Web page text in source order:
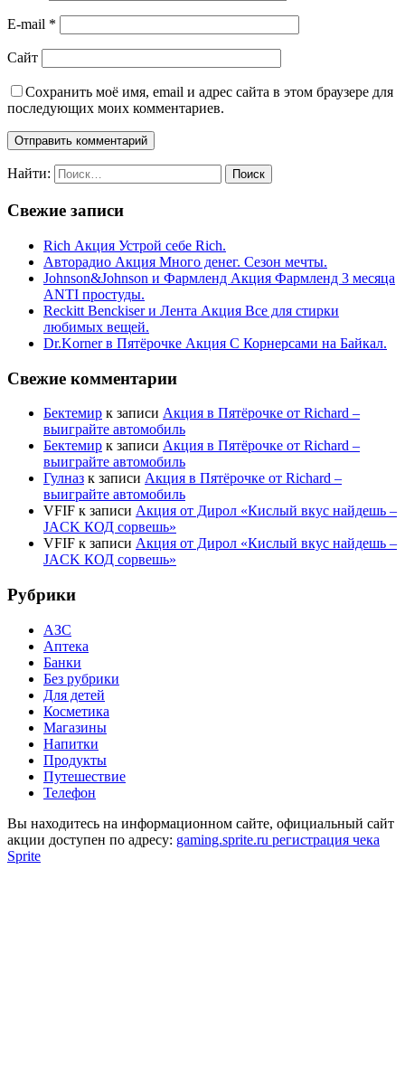
E-mail *
Сайт
Сохранить моё имя, email и адрес сайта в этом браузере для
последующих моих комментариев.
Найти:
Свежие записи
Rich Акция Устрой себе Rich.
Авторадио Акция Много денег. Сезон мечты.
Johnson&Johnson и Фармленд Акция Фармленд 3 месяца
ANTI простуды.
Reckitt Benckiser и Лента Акция Все для стирки
любимых вещей.
Dr.Korner в Пятёрочке Акция С Корнерсами на Байкал.
Свежие комментарии
Бектемир к записи Акция в Пятёрочке от Richard –
выиграйте автомобиль
Бектемир к записи Акция в Пятёрочке от Richard –
выиграйте автомобиль
Гулназ к записи Акция в Пятёрочке от Richard –
выиграйте автомобиль
VFIF к записи Акция от Дирол «Кислый вкус найдешь –
JACK КОД сорвешь»
VFIF к записи Акция от Дирол «Кислый вкус найдешь –
JACK КОД сорвешь»
Рубрики
АЗС
Аптека
Банки
Без рубрики
Для детей
Косметика
Магазины
Напитки
Продукты
Путешествие
Телефон
Вы находитесь на информационном сайте, официальный сайт
акции доступен по адресу: gaming.sprite.ru регистрация чека
Sprite